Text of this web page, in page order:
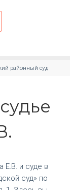
районный суд
Е.В. и суде в
суд» по